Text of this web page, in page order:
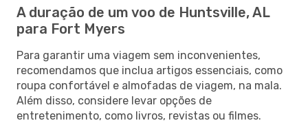
A duração de um voo de Huntsville, AL
para Fort Myers
Para garantir uma viagem sem inconvenientes,
recomendamos que inclua artigos essenciais, como
roupa confortável e almofadas de viagem, na mala.
Além disso, considere levar opções de
entretenimento, como livros, revistas ou filmes.